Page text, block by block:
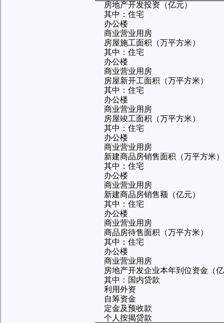
房地产开发投资（亿元）
其中：住宅
办公楼
商业营业用房
房屋施工面积（万平方米）
其中：住宅
办公楼
商业营业用房
房屋新开工面积（万平方米）
其中：住宅
办公楼
商业营业用房
房屋竣工面积（万平方米）
其中：住宅
办公楼
商业营业用房
新建商品房销售面积（万平方米）
其中：住宅
办公楼
商业营业用房
新建商品房销售额（亿元）
其中：住宅
办公楼
商业营业用房
商品房待售面积（万平方米）
其中：住宅
办公楼
商业营业用房
房地产开发企业本年到位资金（
其中：国内贷款
利用外资
自筹资金
定金及预收款
个人按揭贷款